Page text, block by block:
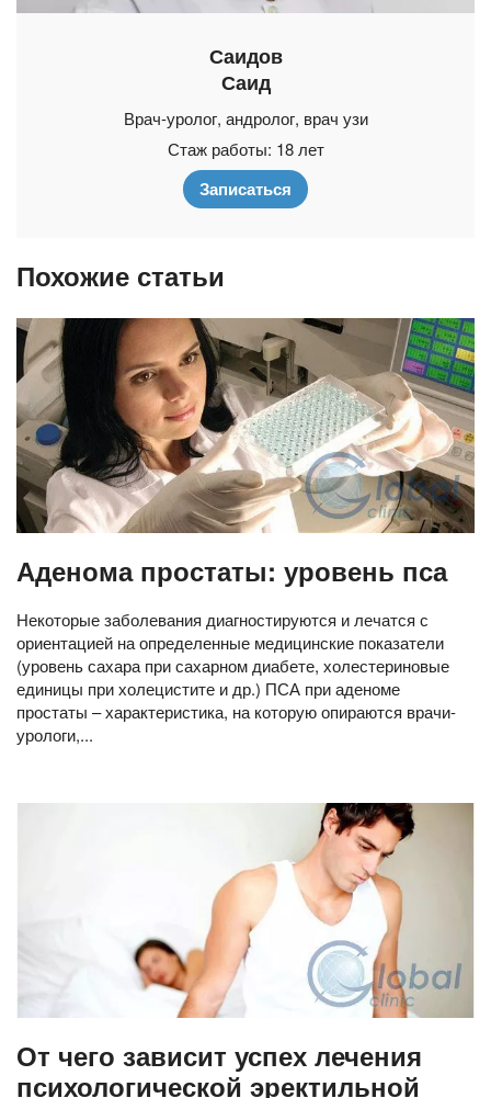
Саидов
Саид
Врач-уролог, андролог, врач узи
Стаж работы: 18 лет
Записаться
Похожие статьи
Аденома простаты: уровень пса
Некоторые заболевания диагностируются и лечатся с
ориентацией на определенные медицинские показатели
(уровень сахара при сахарном диабете, холестериновые
единицы при холецистите и др.) ПСА при аденоме
простаты – характеристика, на которую опираются врачи-
урологи,...
От чего зависит успех лечения
психологической эректильной